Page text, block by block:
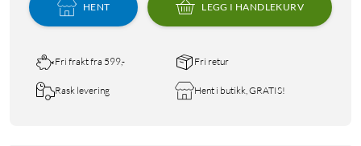
HENT LEGG I HANDLEKURV
Fri frakt fra 599,- Fri retur
Rask levering Hent i butikk, GRATIS!